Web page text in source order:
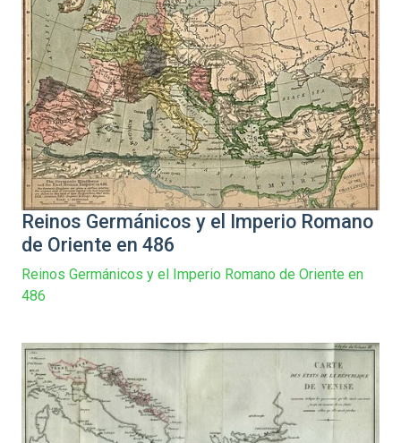
Reinos Germánicos y el Imperio Romano
de Oriente en 486
Reinos Germánicos y el Imperio Romano de Oriente en
486